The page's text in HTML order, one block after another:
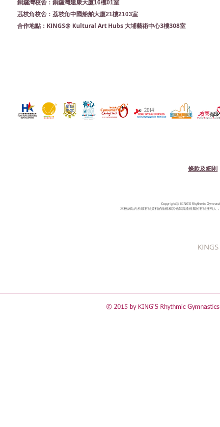
銅鑼灣校舍：銅鑼灣建康大廈16樓01室
茘枝角校舍：荔枝角中國船舶大廈21樓2103室
合作地點： KINGS@ Kultural Art Hubs 大埔藝術中心3樓308室
條款及細則
Copyright© KING'S Rhythmic
本校網站內所載有關資料的版權和其他知識產權屬於有關擁有人
© 2015 by KING'S Rhythmic